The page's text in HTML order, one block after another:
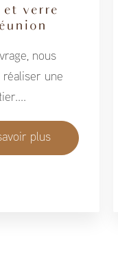
verre
nous
réaliser une
plus